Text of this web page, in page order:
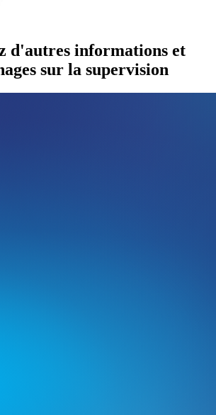
d'autres informations et
sur la supervision